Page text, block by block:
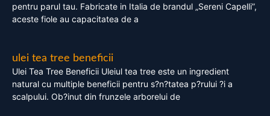
pentru parul tau. Fabricate in Italia de brandul „Sereni Capelli”,
aceste fiole au capacitatea de a
ulei tea tree beneficii
Ulei Tea Tree Beneficii Uleiul tea tree este un ingredient
natural cu multiple beneficii pentru s?n?tatea p?rului ?i a
scalpului. Ob?inut din frunzele arborelui de